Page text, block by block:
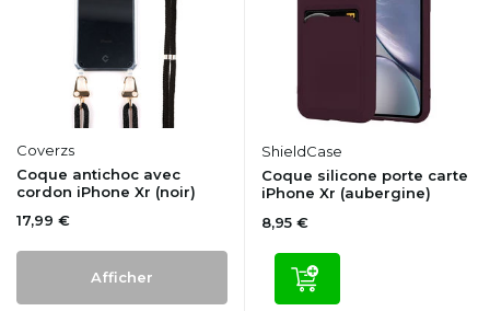
Coverzs
Coque antichoc avec
cordon iPhone Xr (noir)
17,99 €
Afficher
ShieldCase
Coque silicone porte carte
iPhone Xr (aubergine)
8,95 €